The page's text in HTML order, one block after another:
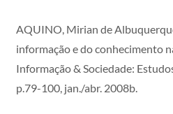
AQUINO, Mirian de
informação e do conhecimento
Informação & Sociedade:
p.79-100, jan./abr. 2008b.